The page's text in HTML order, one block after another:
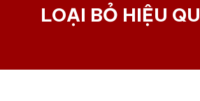
LOẠI BỎ HIỆU